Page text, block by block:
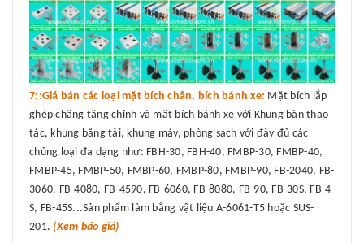
7::Giá bán các loại mặt bích chân, bích bánh xe: Mặt bích lắp
ghép chăng tăng chỉnh và mặt bích bánh xe với Khung bàn thao
tác, khung băng tải, khung máy, phòng sạch với đày đủ các
chủng loại đa dạng như: FBH-30, FBH-40, FMBP-30, FMBP-40,
FMBP-45, FMBP-50, FMBP-60, FMBP-80, FMBP-90, FB-2040, FB-
3060, FB-4080, FB-4590, FB-6060, FB-8080, FB-90, FB-30S, FB-4-
S, FB-45S...Sản phẩm làm bằng vật liệu A-6061-T5 hoặc SUS-
201. (Xem báo giá)